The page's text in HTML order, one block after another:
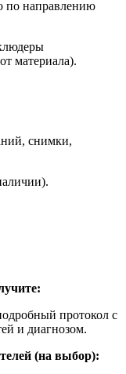
по направлению
материала).
снимки,
протокол с
и диагнозом.
(на выбор):